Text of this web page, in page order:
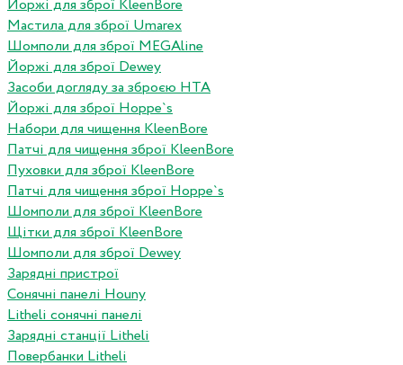
Йоржі для зброї KleenBore
Мастила для зброї Umarex
Шомполи для зброї MEGAline
Йоржі для зброї Dewey
Засоби догляду за зброєю HTA
Йоржі для зброї Hoppe`s
Набори для чищення KleenBore
Патчі для чищення зброї KleenBore
Пуховки для зброї KleenBore
Патчі для чищення зброї Hoppe`s
Шомполи для зброї KleenBore
Щітки для зброї KleenBore
Шомполи для зброї Dewey
Зарядні пристрої
Сонячні панелі Houny
Litheli сонячні панелі
Зарядні станції Litheli
Повербанки Litheli